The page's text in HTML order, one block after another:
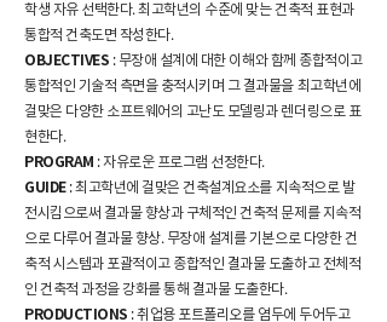
학생 자유 선택한다. 최고학년의 수준에 맞는 건축적 표현과
통합적 건축도면 작성한다.
OBJECTIVES : 무장애 설계에 대한 이해와 함께 종합적이고
통합적인 기술적 측면을 충적시키며 그 결과물을 최고학년에
걸맞은 다양한 소프트웨어의 고난도 모델링과 렌더링으로 표
현한다.
PROGRAM : 자유로운 프로그램 선정한다.
GUIDE: 최고학년에 걸맞은 건축설계요소를 지속적으로 발
전시킴으로써 결과물 향상과 구체적인 건축적 문제를 지속적
으로 다루어 결과물 향상. 무장애 설계를 기본으로 다양한 건
축적 시스템과 포괄적이고 종합적인 결과물 도출하고 전체적
인 건축적 과정을 강화를 통해 결과물 도출한다.
PRODUCTIONS : 취업용 포트폴리오를 염두에 두어두고